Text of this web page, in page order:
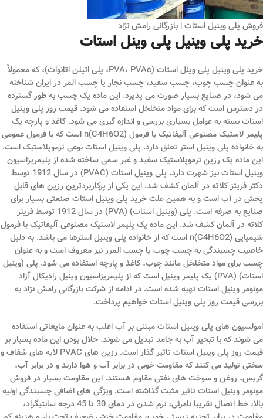
فروش پلی وینیل استات | بازرگانی رامش نژاد
خرید پلی وینیل پلی وینل استات
خرید پلی وینیل پلی وینل استات (PVA، PVAc، پلی اتیلن اتانوات)، که معمولاً
به عنوان چسب چوب، چسب سفید، چسب نجار یا چسب المر در ایران شناخته
می شود، در صنایع بسیار صورت می پذیرد. این ماده یک چسب به طور گسترده
در دسترس است که برای مواد متخلخل استفاده می شود. قیمت روز پلی وینیل
استات بسته به عوامل بسیاری بررسی و اندازه گیری می شود. کاغذ و پارچه یک
پلیمر لاستیک مصنوعی آلیفاتیک با فرمول (C4H6O2)n است که با فرمول عمومی
به خانواده پلی وینیل استر تعلق دارد. پلی وینیل استات نوعی ترموپلاستیک است.
این ماده یک رزین ترموپلاستیک سفید و غیر سمی ساخته شده از پلیمریزاسیون
وینیل استات نیز شهرت دارد. پلی وینیل استات (PVAC) در سال 1912 توسط
دکتر فریتز کلاته در آلمان کشف شد. این یکی از پرکاربردترین رزین های قابل
پخش در آب است و به همین علت خرید پلی وینیل استات صنعتی بسیار برای
صنایع به صرفه است. پلی (وینیل استات) (PVA) در سال 1912 توسط فریتز
کلاته در آلمان کشف شد. این ماده یک پلیمر لاستیک مصنوعی آلیفاتیک با فرمول
شیمیایی (C4H6O2)n است که از خانواده پلی وینیل استرها می باشد. به دلیل
خاصیت چسبندگی به چسب چوب یا چسب المرز نیز معروف است و به عنوان
چسب برای مواد متخلخل مانند چوب، کاغذ و پارچه استفاده می شود. پلی (وینیل
استات) (PVA) یک پلیمر وینیل است که از پلیمریزاسیون وینیل رادیکال آزاد
مونومر وینیل استات تهیه شده است. در ادامه از شرکت بازرگانی رامش نژاد به
بررسی قیمت روز پلی وینیل استات خواهیم پرداخت.
امولسیون های پلی وینیل استات مبتنی بر آب اغلب به عنوان مایعاتی استفاده
می شوند که با تبخیر آب به جامد تبدیل می شوند. حلال بودن این ماده بسیار بر
قیمت روز پلی وینیل استات تاثیر گذار است. رزین های PVAC لایه های شفاف و
سختی تولید می کنند که مقاومت خوبی در برابر آب و هوا دارند و در برابر آب،
گریس، روغن و سوخت های نفتی مقاوم هستند. این مقاومت بسیار در فروش
مونومر وینیل استات تاثیر مثبت گذاشته است. ویژگی های اضافی چسبندگی اولیه
بالا، خط اتصال تقریبا نامرئی، نرم شدن در دمای 30 تا 45 درجه سانتیگراد،